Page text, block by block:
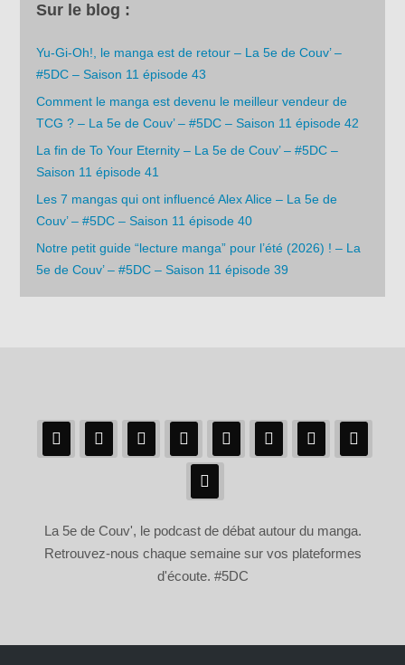
Sur le blog :
Yu-Gi-Oh!, le manga est de retour – La 5e de Couv’ –
#5DC – Saison 11 épisode 43
Comment le manga est devenu le meilleur vendeur de
TCG ? – La 5e de Couv’ – #5DC – Saison 11 épisode 42
La fin de To Your Eternity – La 5e de Couv’ – #5DC –
Saison 11 épisode 41
Les 7 mangas qui ont influencé Alex Alice – La 5e de
Couv’ – #5DC – Saison 11 épisode 40
Notre petit guide “lecture manga” pour l’été (2026) ! – La
5e de Couv’ – #5DC – Saison 11 épisode 39
La 5e de Couv', le podcast de débat autour du manga.
Retrouvez-nous chaque semaine sur vos plateformes
d'écoute. #5DC